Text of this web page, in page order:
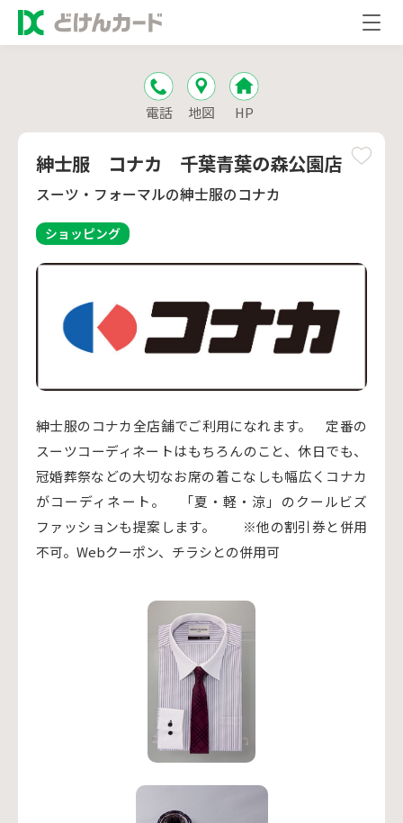
電話 地図 HP
紳士服 コナカ 千葉青葉の森公園店
スーツ・フォーマルの紳士服のコナカ
ショッピング
紳士服のコナカ全店舗でご利用になれます。 定番の
スーツコーディネートはもちろんのこと、休日でも、
冠婚葬祭などの大切なお席の着こなしも幅広くコナカ
がコーディネート。 「夏・軽・涼」のクールビズ
ファッションも提案します。 ※他の割引券と併用
不可。Webクーポン、チラシとの併用可